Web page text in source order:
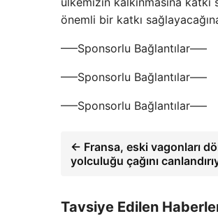
önemli bir katkı
—–Sponsorlu Bağlantılar—–
—–Sponsorlu Bağlantılar—–
—–Sponsorlu Bağlantılar—–
← Fransa, eski vagonları
yolculuğu çağını
Tavsiye Edilen